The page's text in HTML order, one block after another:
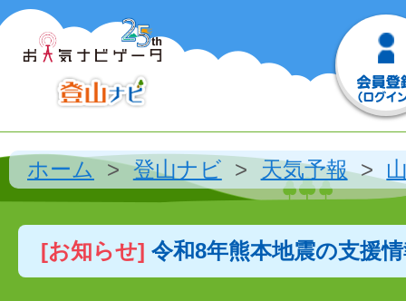
ホーム 登山ナビ 天気予報
[お知らせ] 令和8年熊本地震の支援